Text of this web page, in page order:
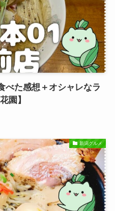
べた感想＋オシャレなラ
園】
新潟グルメ